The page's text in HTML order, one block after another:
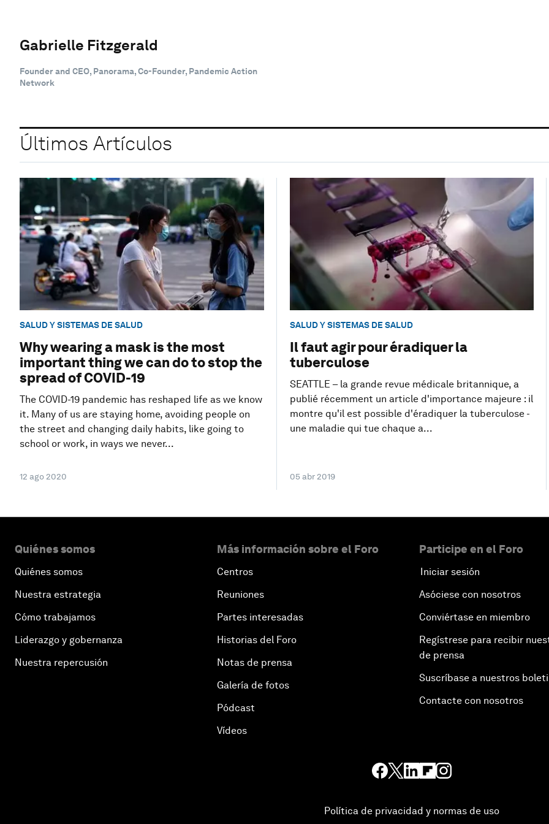
Gabrielle Fitzgerald
Founder and CEO, Panorama, Co-Founder, Pandemic Action
Network
Últimos Artículos
SALUD Y SISTEMAS DE SALUD
Why wearing a mask is the most
important thing we can do to stop the
spread of COVID-19
The COVID-19 pandemic has reshaped life as we know
it. Many of us are staying home, avoiding people on
the street and changing daily habits, like going to
school or work, in ways we never...
12 ago 2020
SALUD Y SISTEMAS DE SALUD
Il faut agir pour éradiquer la
tuberculose
SEATTLE – la grande revue médicale britannique, a
publié récemment un article d'importance majeure : il
montre qu'il est possible d'éradiquer la tuberculose -
une maladie qui tue chaque a...
05 abr 2019
Quiénes somos
Quiénes somos
Nuestra estrategia
Cómo trabajamos
Liderazgo y gobernanza
Nuestra repercusión
Más información sobre el Foro
Centros
Reuniones
Partes interesadas
Historias del Foro
Notas de prensa
Galería de fotos
Pódcast
Vídeos
Participe en el Foro
Iniciar sesión
Asóciese con nosotros
Conviértase en miembro
Regístrese para recibir
de prensa
Suscríbase a nuestros
Contacte con nosotros
Política de privacidad y normas de uso